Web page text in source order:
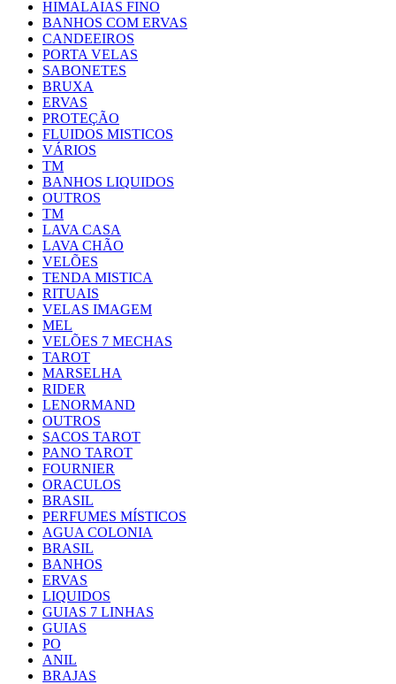
HIMALAIAS FINO
BANHOS COM ERVAS
CANDEEIROS
PORTA VELAS
SABONETES
BRUXA
ERVAS
PROTEÇÃO
FLUIDOS MISTICOS
VÁRIOS
TM
BANHOS LIQUIDOS
OUTROS
TM
LAVA CASA
LAVA CHÃO
VELÕES
TENDA MISTICA
RITUAIS
VELAS IMAGEM
MEL
VELÕES 7 MECHAS
TAROT
MARSELHA
RIDER
LENORMAND
OUTROS
SACOS TAROT
PANO TAROT
FOURNIER
ORACULOS
BRASIL
PERFUMES MÍSTICOS
AGUA COLONIA
BRASIL
BANHOS
ERVAS
LIQUIDOS
GUIAS 7 LINHAS
GUIAS
PO
ANIL
BRAJAS